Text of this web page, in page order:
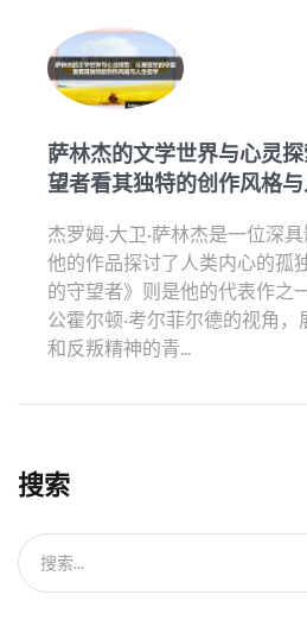
萨林杰的文学世界与心灵
望者看其独特的创作风格
杰罗姆·大卫·萨林杰是一位深
他的作品探讨了人类内心的孤
的守望者》则是他的代表作之
公霍尔顿·考尔菲尔德的视角
和反叛精神的青...
搜索
搜索...